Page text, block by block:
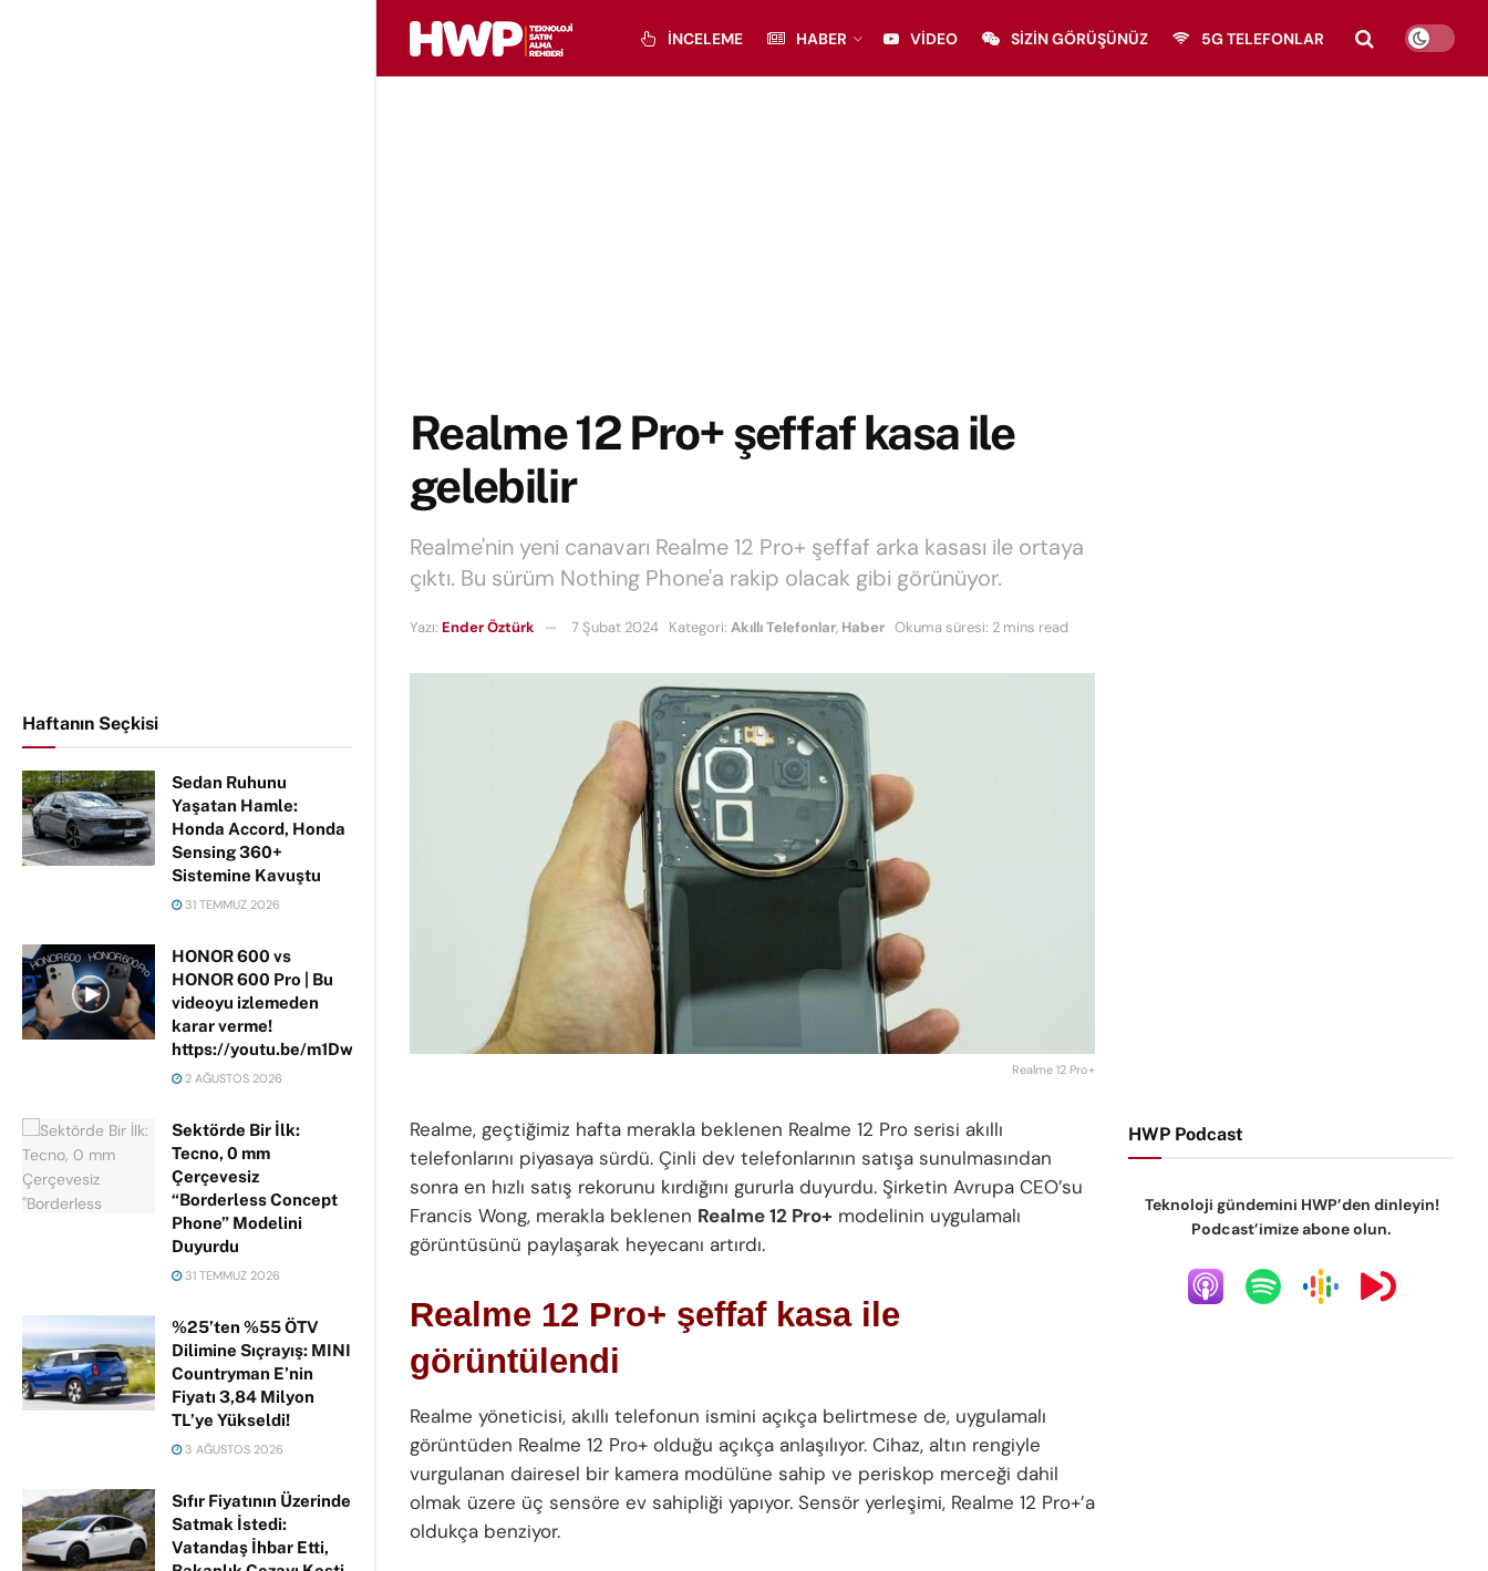
Haftanın Seçkisi
Sedan Ruhunu
Yaşatan Hamle:
Honda Accord, Honda
Sensing 360+
Sistemine Kavuştu
31 TEMMUZ 2026
HONOR 600 vs
HONOR 600 Pro | Bu
videoyu izlemeden
karar verme!
https://youtu.be/m1DwhP3lPCM
2 AĞUSTOS 2026
Sektörde Bir İlk:
Tecno, 0 mm
Çerçevesiz
“Borderless Concept
Phone” Modelini
Duyurdu
31 TEMMUZ 2026
%25’ten %55 ÖTV
Dilimine Sıçrayış: MINI
Countryman E’nin
Fiyatı 3,84 Milyon
TL’ye Yükseldi!
3 AĞUSTOS 2026
Sıfır Fiyatının Üzerinde
Satmak İstedi:
Vatandaş İhbar Etti,
İNCELEME HABER VIDEO SIZIN GÖRÜŞÜNÜZ 5G TELEFONLAR
Realme 12 Pro+ şeffaf kasa ile
gelebilir
Realme'nin yeni canavarı Realme 12 Pro+ şeffaf arka kasası ile ortaya
çıktı. Bu sürüm Nothing Phone'a rakip olacak gibi görünüyor.
Yazı: Ender Öztürk 7 Şubat 2024 Kategori: Akıllı Telefonlar, Haber Okuma süresi: 2 mins read
Realme 12 Pro+
Realme, geçtiğimiz hafta merakla beklenen Realme 12 Pro serisi akıllı
telefonlarını piyasaya sürdü. Çinli dev telefonlarının satışa sunulmasından
sonra en hızlı satış rekorunu kırdığını gururla duyurdu. Şirketin Avrupa CEO’su
Francis Wong, merakla beklenen Realme 12 Pro+ modelinin uygulamalı
görüntüsünü paylaşarak heyecanı artırdı.
Realme 12 Pro+ şeffaf kasa ile
görüntülendi
Realme yöneticisi, akıllı telefonun ismini açıkça belirtmese de, uygulamalı
görüntüden Realme 12 Pro+ olduğu açıkça anlaşılıyor. Cihaz, altın rengiyle
vurgulanan dairesel bir kamera modülüne sahip ve periskop merceği dahil
olmak üzere üç sensöre ev sahipliği yapıyor. Sensör yerleşimi, Realme 12 Pro+’a
oldukça benziyor.
HWP Podcast
Teknoloji gündemini HWP’den dinleyin!
Podcast’imize abone olun.